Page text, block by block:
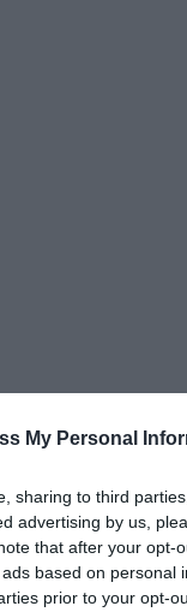
My Personal
sharing to third
advertising by us,
that after your opt-
based on personal
prior to your opt-
szívében várjuk
tekintetének